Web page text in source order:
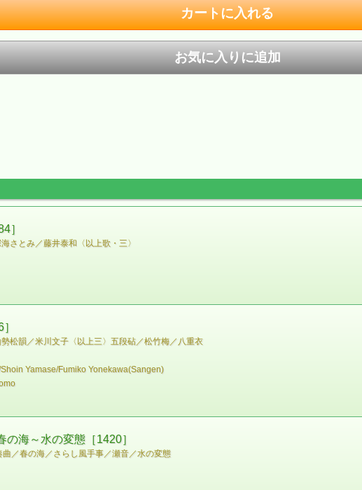
］
さとみ／藤井泰和〈以上歌・三〉
松韻／米川文子〈以上三〉 五段砧／松竹梅／八重衣
Yamase/Fumiko Yonekawa(Sangen)
海～水の変態［1420］
／春の海／さらし風手事／瀬音／水の変態